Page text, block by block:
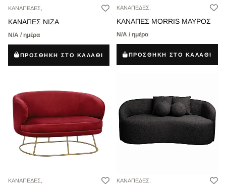
ΚΑΝΑΠΕΔΕΣ,
ΚΑΝΑΠΕΣ ΝΙΖΑ
Ν/Α / ημέρα
ΠΡΟΣΘΗΚΗ ΣΤΟ ΚΑΛΑΘΙ
ΚΑΝΑΠΕΔΕΣ,
ΚΑΝΑΠΕΣ MORRIS ΜΑΥΡΟΣ
Ν/Α / ημέρα
ΠΡΟΣΘΗΚΗ ΣΤΟ ΚΑΛΑΘΙ
ΚΑΝΑΠΕΔΕΣ, ΚΑΝΑΠΕΔΕΣ,